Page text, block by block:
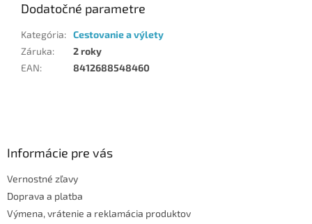
Dodatočné parametre
Kategória: Cestovanie a výlety
Záruka:
2 roky
EAN: 8412688548460
Informácie pre vás
Vernostné zľavy
Doprava a platba
Výmena, vrátenie a reklamácia produktov